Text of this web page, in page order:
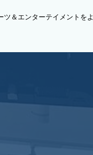
ツ＆エンターテイメントを